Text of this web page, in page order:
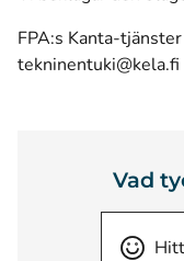
FPA:s Kanta-tjänster
tekninentuki@kela.fi
Vad